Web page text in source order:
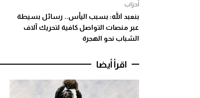
أحزاب
بنعبد الله: بسبب اليأس.. رسائل بسيطة
عبر منصات التواصل كافية لتحريك آلاف
الشباب نحو الهجرة
اقرأ أيضا